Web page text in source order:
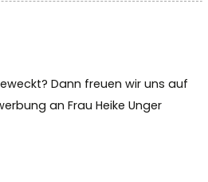
Dann freuen wir uns auf
an Frau Heike Unger